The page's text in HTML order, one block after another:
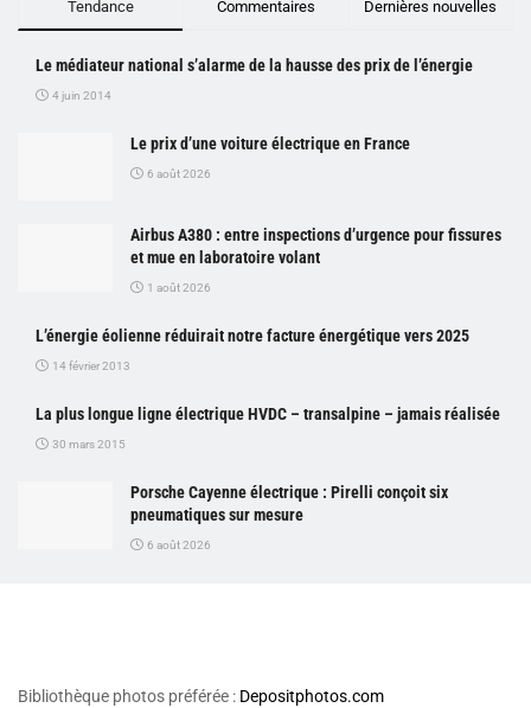
Tendance Commentaires Dernières nouvelles
Le médiateur national s’alarme de la hausse des prix de l’énergie
4 juin 2014
Le prix d’une voiture électrique en France
6 août 2026
Airbus A380 : entre inspections d’urgence pour fissures
et mue en laboratoire volant
1 août 2026
L’énergie éolienne réduirait notre facture énergétique vers 2025
14 février 2013
La plus longue ligne électrique HVDC – transalpine – jamais réalisée
30 mars 2015
Porsche Cayenne électrique : Pirelli conçoit six
pneumatiques sur mesure
6 août 2026
Bibliothèque photos préférée : Depositphotos.com